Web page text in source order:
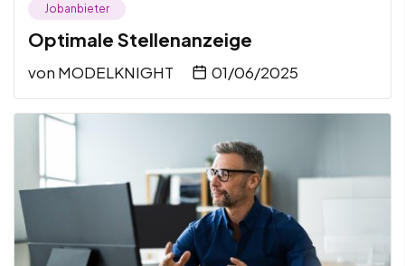
Jobanbieter
Optimale Stellenanzeige
von MODELKNIGHT 01/06/2025